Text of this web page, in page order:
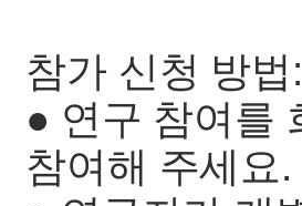
참가 신청 방법:
● 연구 참여를
참여해 주세요.